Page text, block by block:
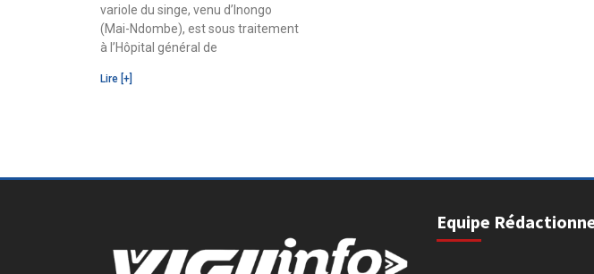
variole du singe, venu d’Inongo
(Mai-Ndombe), est sous traitement
à l’Hôpital général de
Lire [+]
Equipe